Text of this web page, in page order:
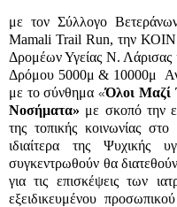
με τον Σύλλογο
Mamali Trail Run, την
Δρομέων Υγείας Ν.
Δρόμου 5000μ & 10000μ
με το σύνθημα «Όλοι Μαζί
Νοσήματα» με σκοπό την
της τοπικής κοινωνίας
ιδιαίτερα της
συγκεντρωθούν θα διατεθούν
για τις επισκέψεις των
εξειδικευμένου